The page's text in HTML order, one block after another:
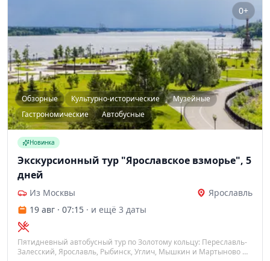
0+
Обзорные Культурно-исторические
Музейные
Гастрономические
Автобусные
Новинка
Экскурсионный тур "Ярославское взморье", 5
дней
Из Москвы
Ярославль
19 авг · 07:15 · и ещё 3 даты
Пятидневный автобусный тур по Золотому кольцу: Переславль-
Залесский, Ярославль, Рыбинск, Углич, Мышкин и Мартыново —